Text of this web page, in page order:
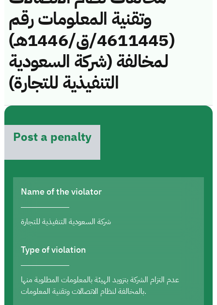
وتقنية المعلومات رقم
(4611445/ق/1446هـ)
لمخالفة (شركة السعودية
التنفيذية للتجارة)
Post a penalty
Name of the violator
شركة السعودية التنفيذية للتجارة
Type of violation
عدم التزام الشركة بتزويد الهيئة بالمعلومات المطلوبة منها
بالمخالفة لنظام الاتصالات وتقنية المعلومات.